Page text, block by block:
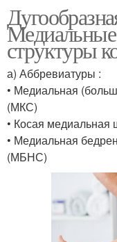
структуры
а) Аббревиатуры :
• Медиальная
(МКС)
• Косая
• Медиальная
(МБНС)